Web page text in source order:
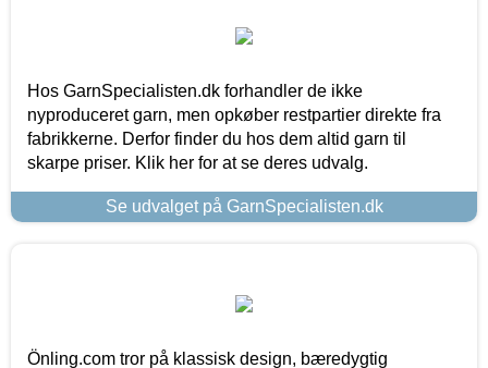
Hos GarnSpecialisten.dk forhandler de ikke
nyproduceret garn, men opkøber restpartier direkte fra
fabrikkerne. Derfor finder du hos dem altid garn til
skarpe priser. Klik her for at se deres udvalg.
Se udvalget på GarnSpecialisten.dk
Önling.com tror på klassisk design, bæredygtig